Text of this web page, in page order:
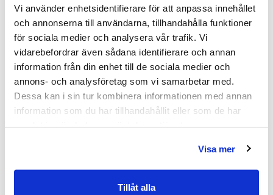
Vi använder enhetsidentifierare för att anpassa innehållet
och annonserna till användarna, tillhandahålla funktioner
för sociala medier och analysera vår trafik. Vi
vidarebefordrar även sådana identifierare och annan
information från din enhet till de sociala medier och
annons- och analysföretag som vi samarbetar med.
Dessa kan i sin tur kombinera informationen med annan
information som du har tillhandahållit eller som de har
Visa mer
Tillåt alla
Serie H3
SKU: hvv900641-10
MPN: 900641-10